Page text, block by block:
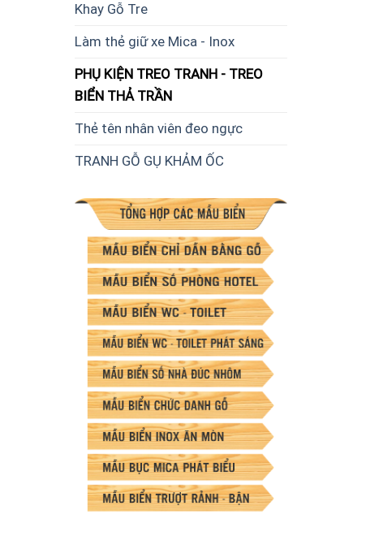
Khay Gỗ Tre
Làm thẻ giữ xe Mica - Inox
PHỤ KIỆN TREO TRANH - TREO
BIỂN THẢ TRẦN
Thẻ tên nhân viên đeo ngực
TRANH GỖ GỤ KHẢM ỐC